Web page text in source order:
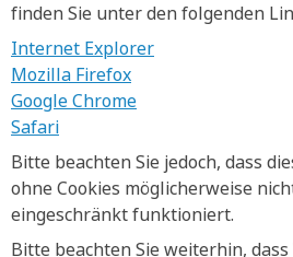
finden Sie unter den folgenden
Internet Explorer
Mozilla Firefox
Google Chrome
Safari
Bitte beachten Sie jedoch, dass
ohne Cookies möglicherweise
eingeschränkt funktioniert.
Bitte beachten Sie weiterhin,